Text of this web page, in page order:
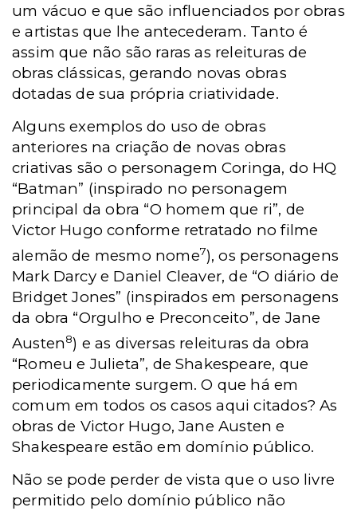
um vácuo e que são influenciados por obras
e artistas que lhe antecederam. Tanto é
assim que não são raras as releituras de
obras clássicas, gerando novas obras
dotadas de sua própria criatividade.
Alguns exemplos do uso de obras
anteriores na criação de novas obras
criativas são o personagem Coringa, do HQ
“Batman” (inspirado no personagem
principal da obra “O homem que ri”, de
Victor Hugo conforme retratado no filme
alemão de mesmo nome7), os personagens
Mark Darcy e Daniel Cleaver, de “O diário de
Bridget Jones” (inspirados em personagens
da obra “Orgulho e Preconceito”, de Jane
Austen8) e as diversas releituras da obra
“Romeu e Julieta”, de Shakespeare, que
periodicamente surgem. O que há em
comum em todos os casos aqui citados? As
obras de Victor Hugo, Jane Austen e
Shakespeare estão em domínio público.
Não se pode perder de vista que o uso livre
permitido pelo domínio público não